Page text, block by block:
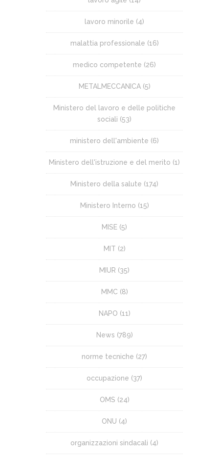
lavoro minorile (4)
malattia professionale (16)
medico competente (26)
METALMECCANICA(5)
Ministero del lavoro e delle politiche
sociali (53)
ministero dell'ambiente (6)
Ministero dell'istruzione e del merito (1)
Ministero della salute (174)
Ministero Interno (15)
MISE (5)
MIT (2)
MIUR (35)
MMC (8)
NAPO (11)
News (789)
norme tecniche (27)
occupazione (37)
OMS (24)
ONU (4)
organizzazioni sindacali (4)